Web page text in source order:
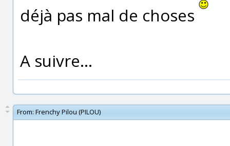
déjà pas mal de choses
A suivre...
From: Frenchy Pilou (PILOU)